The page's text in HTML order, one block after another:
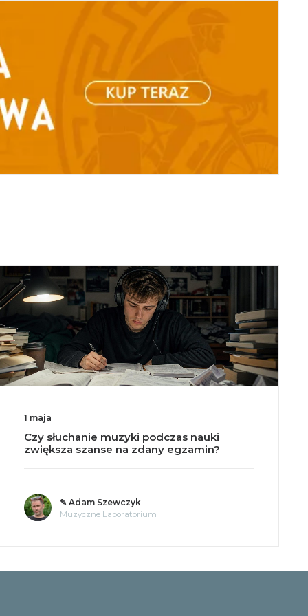
1 maja
Czy słuchanie muzyki podczas nauki
zwiększa szanse na zdany egzamin?
✎ Adam Szewczyk
Muzyczne Laboratorium